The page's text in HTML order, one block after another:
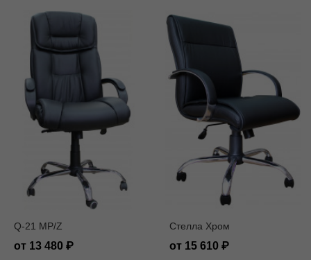
Q-21 MP/Z
от 13 480
Стелла Хром
от 15 610